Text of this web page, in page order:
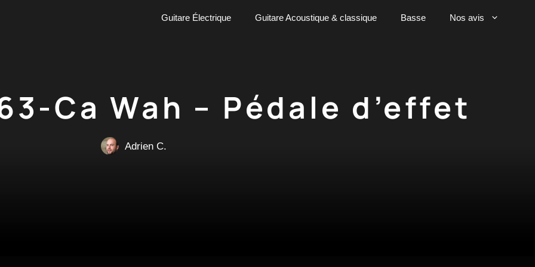
Guitare Électrique Guitare Acoustique & classique Basse Nos avis
Ca Wah – Pédale d’effet
Adrien C.